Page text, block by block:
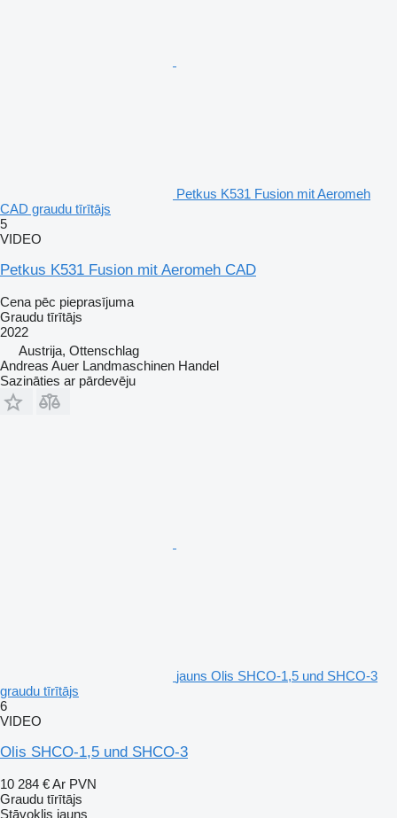
Petkus K531 Fusion mit Aeromeh
CAD graudu tīrītājs
5
VIDEO
Petkus K531 Fusion mit Aeromeh CAD
Cena pēc pieprasījuma
Graudu tīrītājs
2022
Austrija, Ottenschlag
Andreas Auer Landmaschinen Handel
Sazināties ar pārdevēju
jauns Olis SHCO-1,5 und SHCO-3
graudu tīrītājs
6
VIDEO
Olis SHCO-1,5 und SHCO-3
10 284 €Ar PVN
Graudu tīrītājs
Stāvoklis jauns